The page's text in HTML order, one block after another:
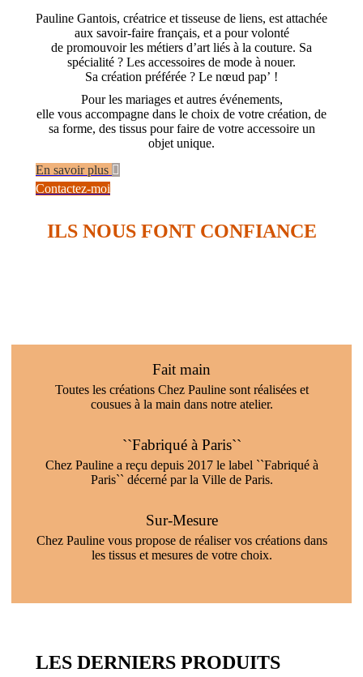
Pauline Gantois, créatrice et tisseuse de liens, est attachée
aux savoir-faire français, et a pour volonté
de promouvoir les métiers d’art liés à la couture. Sa
spécialité ? Les accessoires de mode à nouer.
Sa création préférée ? Le nœud pap’ !
Pour les mariages et autres événements,
elle vous accompagne dans le choix de votre création, de
sa forme, des tissus pour faire de votre accessoire un
objet unique.
En savoir plus
Contactez-moi
ILS NOUS FONT CONFIANCE
Fait main
Toutes les créations Chez Pauline sont réalisées et
cousues à la main dans notre atelier.
``Fabriqué à Paris``
Chez Pauline a reçu depuis 2017 le label ``Fabriqué à
Paris`` décerné par la Ville de Paris.
Sur-Mesure
Chez Pauline vous propose de réaliser vos créations dans
les tissus et mesures de votre choix.
LES DERNIERS PRODUITS